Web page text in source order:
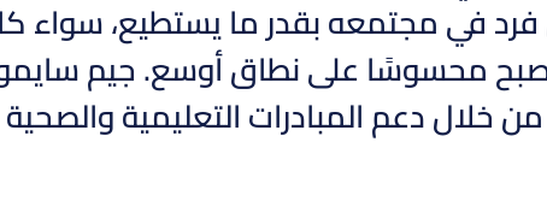
في مجتمعه بقدر ما يستطيع، سواء
يصبح محسوسًا على نطاق أوسع. جيم
خلال دعم المبادرات التعليمية